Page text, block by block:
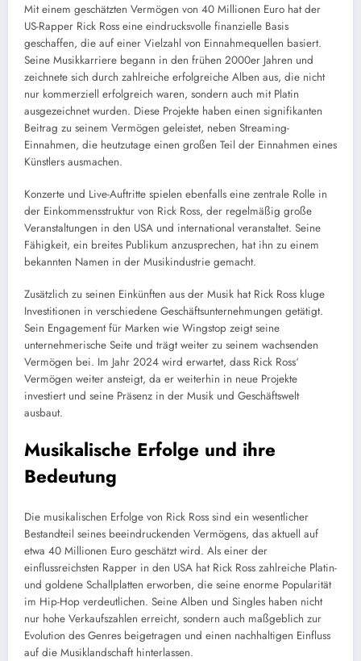
Mit einem geschätzten Vermögen von 40 Millionen Euro hat der
US-Rapper Rick Ross eine eindrucksvolle finanzielle Basis
geschaffen, die auf einer Vielzahl von Einnahmequellen basiert.
Seine Musikkarriere begann in den frühen 2000er Jahren und
zeichnete sich durch zahlreiche erfolgreiche Alben aus, die nicht
nur kommerziell erfolgreich waren, sondern auch mit Platin
ausgezeichnet wurden. Diese Projekte haben einen signifikanten
Beitrag zu seinem Vermögen geleistet, neben Streaming-
Einnahmen, die heutzutage einen großen Teil der Einnahmen eines
Künstlers ausmachen.
Konzerte und Live-Auftritte spielen ebenfalls eine zentrale Rolle in
der Einkommensstruktur von Rick Ross, der regelmäßig große
Veranstaltungen in den USA und international veranstaltet. Seine
Fähigkeit, ein breites Publikum anzusprechen, hat ihn zu einem
bekannten Namen in der Musikindustrie gemacht.
Zusätzlich zu seinen Einkünften aus der Musik hat Rick Ross kluge
Investitionen in verschiedene Geschäftsunternehmungen getätigt.
Sein Engagement für Marken wie Wingstop zeigt seine
unternehmerische Seite und trägt weiter zu seinem wachsenden
Vermögen bei. Im Jahr 2024 wird erwartet, dass Rick Ross‘
Vermögen weiter ansteigt, da er weiterhin in neue Projekte
investiert und seine Präsenz in der Musik und Geschäftswelt
ausbaut.
Musikalische Erfolge und ihre
Bedeutung
Die musikalischen Erfolge von Rick Ross sind ein wesentlicher
Bestandteil seines beeindruckenden Vermögens, das aktuell auf
etwa 40 Millionen Euro geschätzt wird. Als einer der
einflussreichsten Rapper in den USA hat Rick Ross zahlreiche Platin-
und goldene Schallplatten erworben, die seine enorme Popularität
im Hip-Hop verdeutlichen. Seine Alben und Singles haben nicht
nur hohe Verkaufszahlen erreicht, sondern auch maßgeblich zur
Evolution des Genres beigetragen und einen nachhaltigen Einfluss
auf die Musiklandschaft hinterlassen.